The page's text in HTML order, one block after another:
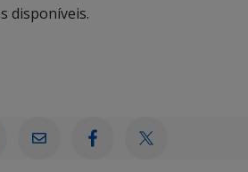
disponíveis.